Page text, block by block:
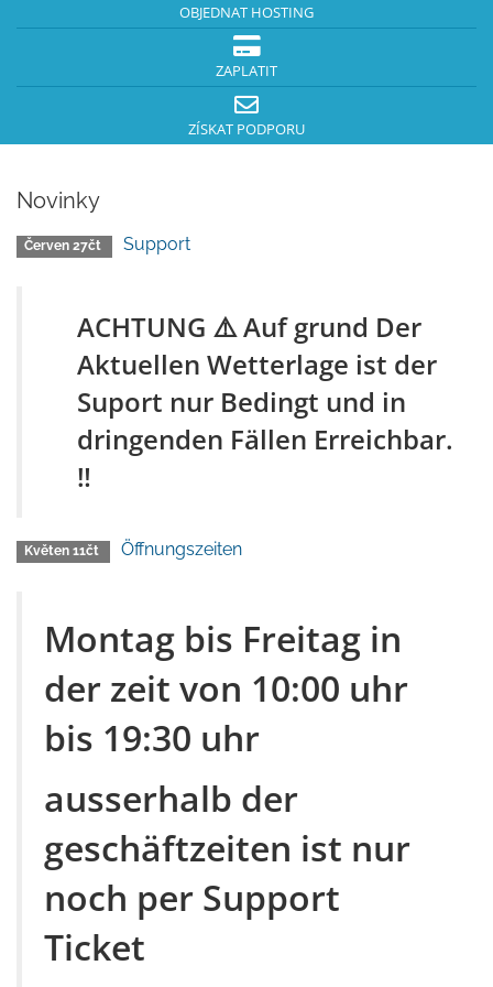
OBJEDNAT HOSTING
ZAPLATIT
ZÍSKAT PODPORU
Novinky
Červen 27čt Support
ACHTUNG ⚠️ Auf grund Der
Aktuellen Wetterlage ist der
Suport nur Bedingt und in
dringenden Fällen Erreichbar.
‼️
Květen 11čt Öffnungszeiten
Montag bis Freitag in
der zeit von 10:00 uhr
bis 19:30 uhr
ausserhalb der
geschäftzeiten ist nur
noch per Support
Ticket